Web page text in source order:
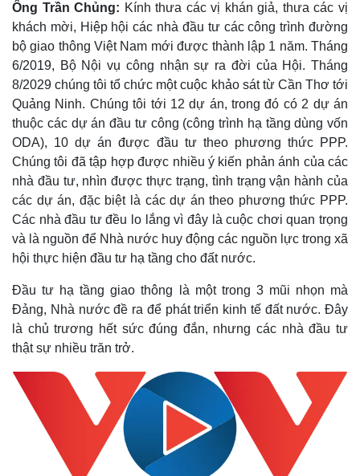
Bất động sản
Khởi nghiệp
Giá vàng
Tiêu dùng
Tỷ giá
Ông Trần Chủng: Kính thưa các vị khán giả, thưa các vị
khách mời, Hiệp hội các nhà đầu tư các công trình đường
bộ giao thông Việt Nam mới được thành lập 1 năm. Tháng
6/2019, Bộ Nội vụ công nhận sự ra đời của Hội. Tháng
8/2029 chúng tôi tổ chức một cuộc khảo sát từ Cần Thơ tới
Quảng Ninh. Chúng tôi tới 12 dự án, trong đó có 2 dự án
thuộc các dự án đầu tư công (công trình hạ tầng dùng vốn
ODA), 10 dự án được đầu tư theo phương thức PPP.
Chúng tôi đã tập hợp được nhiều ý kiến phản ánh của các
nhà đầu tư, nhìn được thực trạng, tình trạng vận hành của
các dự án, đặc biệt là các dự án theo phương thức PPP.
Các nhà đầu tư đều lo lắng vì đây là cuộc chơi quan trọng
và là nguồn để Nhà nước huy động các nguồn lực trong xã
hội thực hiện đầu tư hạ tầng cho đất nước.
Đầu tư hạ tầng giao thông là một trong 3 mũi nhọn mà
Đảng, Nhà nước đề ra để phát triển kinh tế đất nước. Đây
là chủ trương hết sức đúng đắn, nhưng các nhà đầu tư
thật sự nhiều trăn trở.